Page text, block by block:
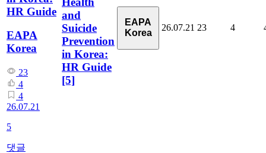
HR Guide
EAPA
Korea
23
4
4
26.07.21
5
댓글
and
Suicide
Prevention
in Korea:
HR Guide
[5]
EAPA
Korea
26.07.21 23 4